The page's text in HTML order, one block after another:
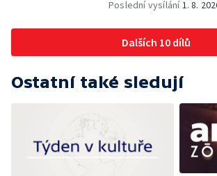
Poslední vysílání1. 8.
Dalších 10 dílů
Ostatní také sledují